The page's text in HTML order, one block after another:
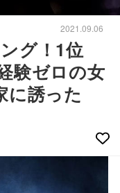
2021.09.06
グ！1位
験ゼロの女
に誘った